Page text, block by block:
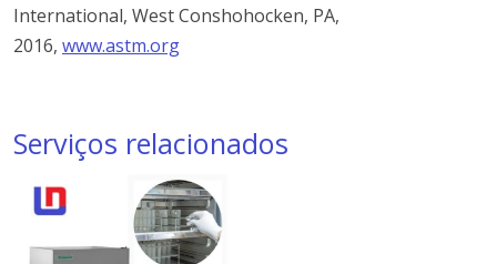
International, West Conshohocken, PA,
2016, www.astm.org
Serviços relacionados